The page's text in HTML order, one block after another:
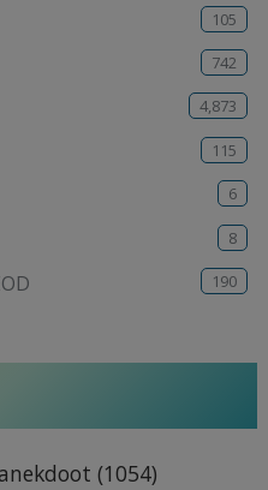
105
742
4,873
115
6
8
190
(1054)